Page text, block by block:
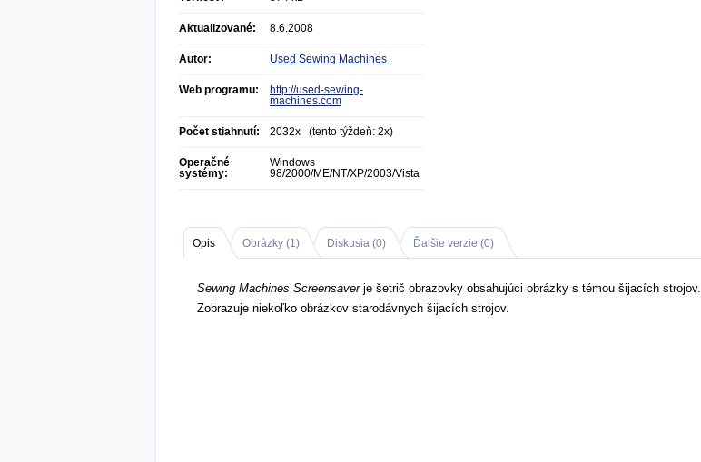
Aktualizované: 8.6.2008
Autor: Used Sewing Machines
Web programu:
http://used-sewing-
machines.com
Počet stiahnutí: 2032x (tento týždeň: 2x)
Operačné
systémy:
Windows
98/2000/ME/NT/XP/2003/Vista
Opis Obrázky (1) Diskusia (0) Ďalšie verzie (0)
Sewing Machines Screensaverje šetrič obrazovky obsahujúci obrázky s témou šijacích strojov.
Zobrazuje niekoľko obrázkov starodávnych šijacích strojov.